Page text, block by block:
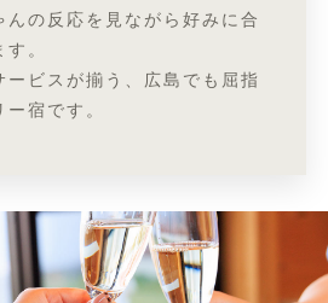
んの反応を見ながら好みに合
。
ービスが揃う、広島でも屈指
宿です。